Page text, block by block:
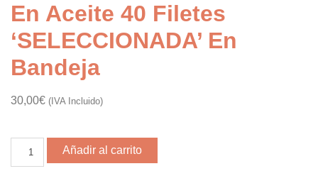
En Aceite 40 Filetes
‘SELECCIONADA’ En
Bandeja
30,00€ (IVA Incluido)
Añadir al carrito